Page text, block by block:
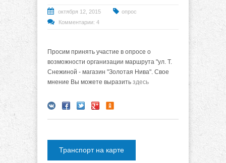
октября 12, 2015
опрос
Комментарии: 4
Просим принять участие в опросе о
возможности организации маршрута "ул. Т.
Снежиной - магазин "Золотая Нива". Свое
мнение Вы можете выразить здесь
Транспорт на карте